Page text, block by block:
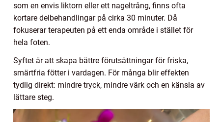
som en envis liktorn eller ett nageltrång, finns ofta
kortare delbehandlingar på cirka 30 minuter. Då
fokuserar terapeuten på ett enda område i stället för
hela foten.
Syftet är att skapa bättre förutsättningar för friska,
smärtfria fötter i vardagen. För många blir effekten
tydlig direkt: mindre tryck, mindre värk och en känsla av
lättare steg.